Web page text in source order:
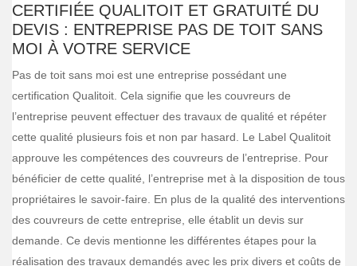
CERTIFIÉE QUALITOIT ET GRATUITÉ DU
DEVIS : ENTREPRISE PAS DE TOIT SANS
MOI À VOTRE SERVICE
Pas de toit sans moi est une entreprise possédant une
certification Qualitoit. Cela signifie que les couvreurs de
l’entreprise peuvent effectuer des travaux de qualité et répéter
cette qualité plusieurs fois et non par hasard. Le Label Qualitoit
approuve les compétences des couvreurs de l’entreprise. Pour
bénéficier de cette qualité, l’entreprise met à la disposition de tous
propriétaires le savoir-faire. En plus de la qualité des interventions
des couvreurs de cette entreprise, elle établit un devis sur
demande. Ce devis mentionne les différentes étapes pour la
réalisation des travaux demandés avec les prix divers et coûts de